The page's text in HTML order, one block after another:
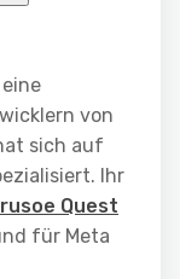
von
sich auf
Ihr
Quest
für Meta